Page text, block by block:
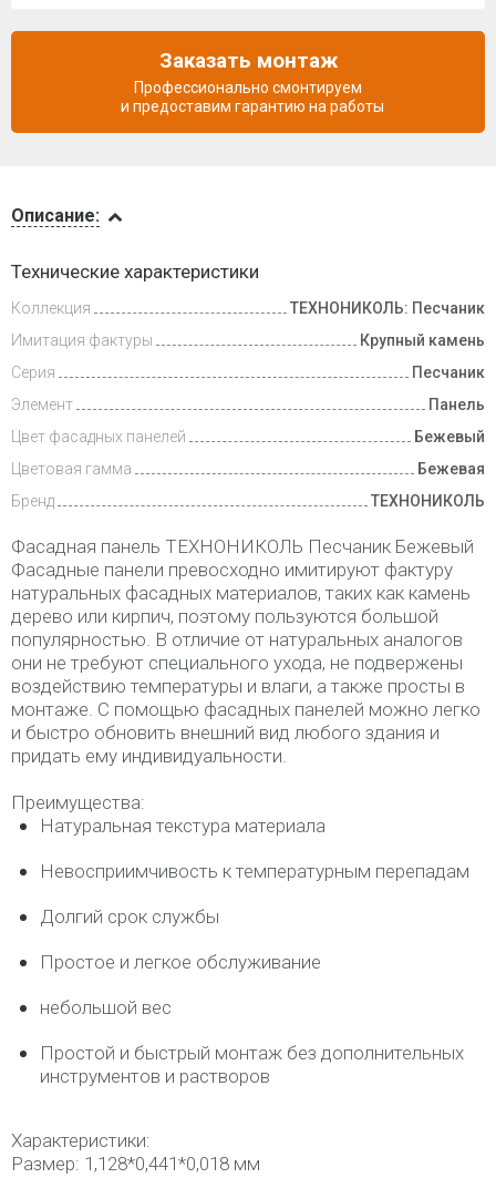
и оплата
Описание:
Технические характеристики
Коллекция
ТЕХНОНИКОЛЬ: Песчаник
Имитация фактуры
Крупный камень
Серия
Песчаник
Элемент
Панель
Цвет фасадных панелей
Бежевый
Цветовая гамма
Бежевая
Бренд
ТЕХНОНИКОЛЬ
Фасадная панель ТЕХНОНИКОЛЬ Песчаник Бежевый
Фасадные панели превосходно имитируют фактуру
натуральных фасадных материалов, таких как камень
дерево или кирпич, поэтому пользуются большой
популярностью. В отличие от натуральных аналогов
они не требуют специального ухода, не подвержены
воздействию температуры и влаги, а также просты в
монтаже. С помощью фасадных панелей можно легко
и быстро обновить внешний вид любого здания и
придать ему индивидуальности.
Преимущества:
Натуральная текстура материала
Невосприимчивость к температурным перепадам
Долгий срок службы
Простое и легкое обслуживание
небольшой вес
Простой и быстрый монтаж без дополнительных
инструментов и растворов
Характеристики:
Размер: 1,128*0,441*0,018 мм
Заказать монтаж
Профессионально смонтируем
и предоставим гарантию на работы